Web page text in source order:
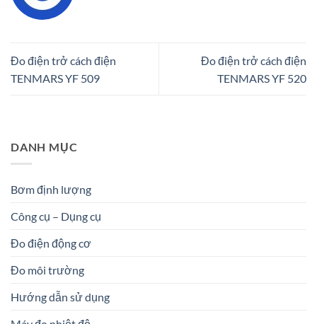
Đo điện trở cách điện
TENMARS YF 509
Đo điện trở cách điện
TENMARS YF 520
DANH MỤC
Bơm định lượng
Công cụ – Dụng cụ
Đo điện động cơ
Đo môi trường
Hướng dẫn sử dụng